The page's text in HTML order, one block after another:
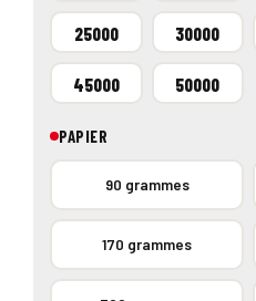
25000 30000
45000 50000
PAPIER
90 grammes
170 grammes